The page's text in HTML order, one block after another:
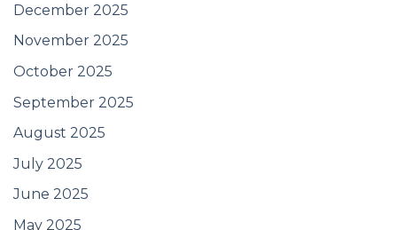
December 2025
November 2025
October 2025
September 2025
August 2025
July 2025
June 2025
May 2025